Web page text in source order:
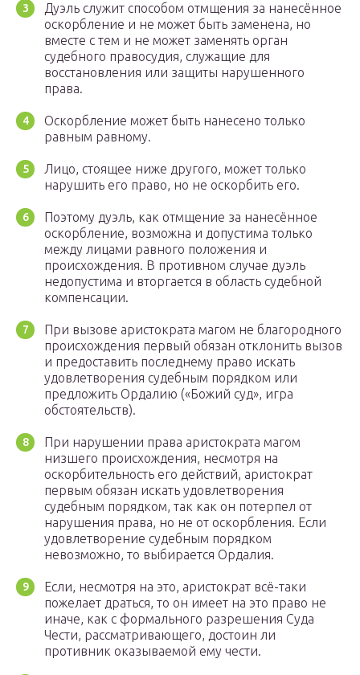
Дуэль служит способом отмщения за нанесённое
оскорбление и не может быть заменена, но
вместе с тем и не может заменять орган
судебного правосудия, служащие для
восстановления или защиты нарушенного
права.
Оскорбление может быть нанесено только
равным равному.
Лицо, стоящее ниже другого, может только
нарушить его право, но не оскорбить его.
Поэтому дуэль, как отмщение за нанесённое
оскорбление, возможна и допустима только
между лицами равного положения и
происхождения. В противном случае дуэль
недопустима и вторгается в область судебной
компенсации.
При вызове аристократа магом не благородного
происхождения первый обязан отклонить вызов
и предоставить последнему право искать
удовлетворения судебным порядком или
предложить Ордалию («Божий суд», игра
обстоятельств).
При нарушении права аристократа магом
низшего происхождения, несмотря на
оскорбительность его действий, аристократ
первым обязан искать удовлетворения
судебным порядком, так как он потерпел от
нарушения права, но не от оскорбления. Если
удовлетворение судебным порядком
невозможно, то выбирается Ордалия.
Если, несмотря на это, аристократ всё-таки
пожелает драться, то он имеет на это право не
иначе, как с формального разрешения Суда
Чести, рассматривающего, достоин ли
противник оказываемой ему чести.